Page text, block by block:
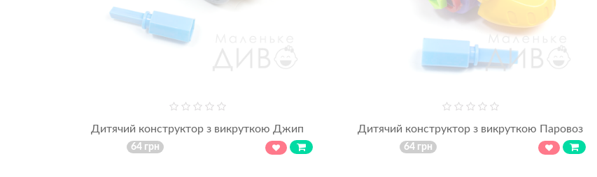
Дитячий конструктор з викруткою Джип
64 грн
Дитячий конструктор з викруткою Паровоз
64 грн